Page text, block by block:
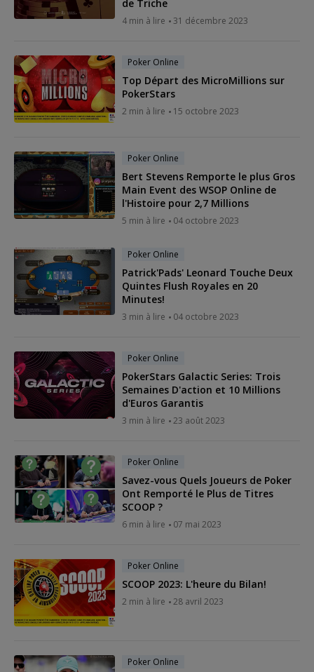
de Triche
4 min à lire 31 décembre 2023
Poker Online
Top Départ des MicroMillions sur
PokerStars
2 min à lire 15 octobre 2023
Poker Online
Bert Stevens Remporte le plus Gros
Main Event des WSOP Online de
l'Histoire pour 2,7 Millions
5 min à lire 04 octobre 2023
Poker Online
Patrick'Pads' Leonard Touche Deux
Quintes Flush Royales en 20
Minutes!
3 min à lire 04 octobre 2023
Poker Online
PokerStars Galactic Series: Trois
Semaines D'action et 10 Millions
d'Euros Garantis
3 min à lire 23 août 2023
Poker Online
Savez-vous Quels Joueurs de Poker
Ont Remporté le Plus de Titres
SCOOP ?
6 min à lire 07 mai 2023
Poker Online
SCOOP 2023: L'heure du Bilan!
2 min à lire 28 avril 2023
Poker Online